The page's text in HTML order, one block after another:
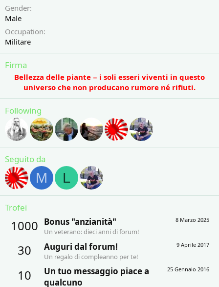
Gender
Male
Occupation
Militare
Firma
Bellezza delle piante − i soli esseri viventi in questo
universo che non producano rumore né rifiuti.
Following
Seguito da
M L
Trofei
1000 8 Marzo 2025
Bonus "anzianità"
Un veterano: dieci anni di forum!
30 9 Aprile 2017
Auguri dal forum!
Un regalo di compleanno per te!
10 25 Gennaio 2016
Un tuo messaggio piace a
qualcuno